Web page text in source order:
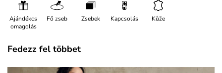
Ajándékcs
omagolás
Fő zseb Zsebek Kapcsolás Kůže
Fedezz fel többet